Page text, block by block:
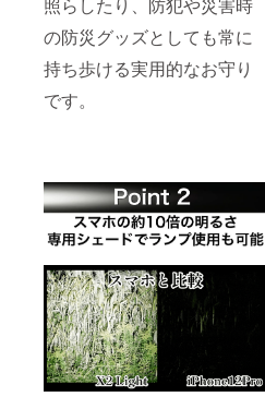
の防災グッズとしても常に
持ち歩ける実用的なお守り
です。